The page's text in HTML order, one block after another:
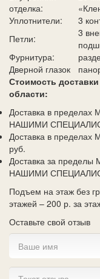
отделка:
Уплотнители:
3
Петли:
3
Фурнитура:
Дверной глазок
Стоимость
области:
Доставка в
НАШИМИ
Доставка в пределах
руб.
Доставка за
НАШИМИ
Подъем на этаж без
этажей – 200 р. за
Оставьте свой отзыв